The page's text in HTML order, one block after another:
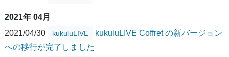
2021年 04月
2021/04/30
kukuluLIVE
kukuluLIVE Coffret の新バージョン
への移行が完了しました